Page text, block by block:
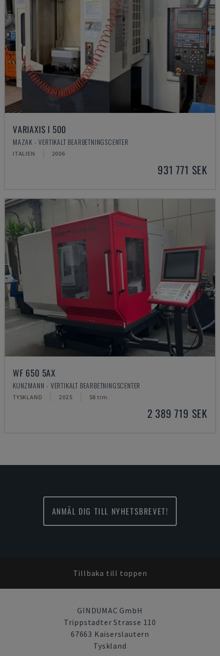
VARIAXIS I 500
MAZAK - VERTIKALT BEARBETNINGSCENTER
ITALIEN 2006
931 771 SEK
WF 650 5AX
KUNZMANN - VERTIKALT BEARBETNINGSCENTER
TYSKLAND 2025 58 tim.
2 389 719 SEK
ANMÄL DIG TILL NYHETSBREVET!
Tillbaka till toppen
GINDUMAC GmbH
Trippstadter Strasse 110
67663 Kaiserslautern
Tyskland